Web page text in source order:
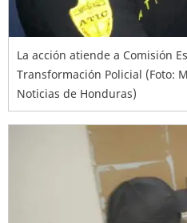
La acción atiende a Comisión
Transformación Policial (Foto:
Noticias de Honduras)